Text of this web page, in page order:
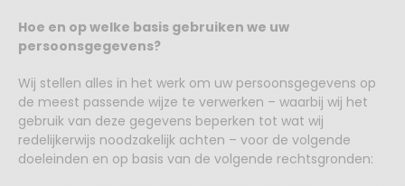
Hoe en op welke basis gebruiken we uw
persoonsgegevens?
Wij stellen alles in het werk om uw persoonsgegevens op
de meest passende wijze te verwerken – waarbij wij het
gebruik van deze gegevens beperken tot wat wij
redelijkerwijs noodzakelijk achten – voor de volgende
doeleinden en op basis van de volgende rechtsgronden: